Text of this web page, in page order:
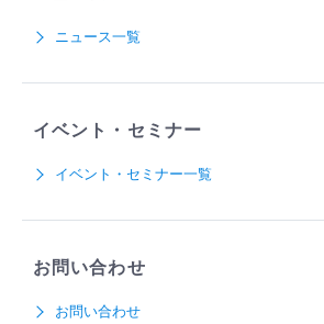
ニュース一覧
イベント・セミナー
イベント・セミナー一覧
お問い合わせ
お問い合わせ